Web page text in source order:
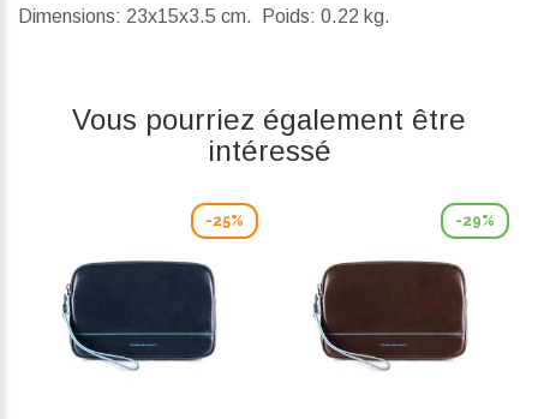
Dimensions: 23x15x3.5 cm. Poids: 0.22 kg.
Vous pourriez également être
intéressé
-25% -29%